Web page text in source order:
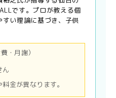
です。プロが教える個
い理論に基づき、子供
・月謝）
ん
金が異なります。